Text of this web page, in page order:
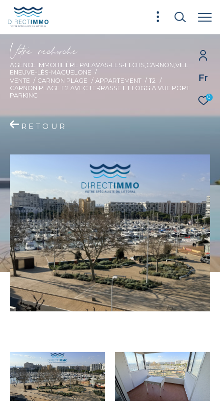
Fr
0
Vore recece
AGENCE IMMOBILIÈRE PALAVAS-LES-FLOTS,CARNON,VILL
ENEUVE-LÈS-MAGUELONE
VENTE
CARNON PLAGE APPARTEMENT
T2
CARNON PLAGE F2 AVEC TERRASSE ET LOGGIA VUE PORT
PARKING
RETOUR